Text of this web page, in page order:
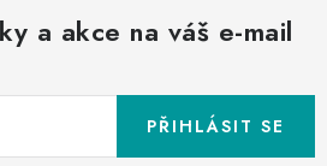
a akce na váš e-mail
PŘIHLÁSIT SE